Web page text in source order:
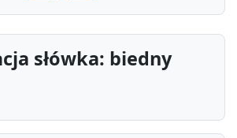
słówka: biedny